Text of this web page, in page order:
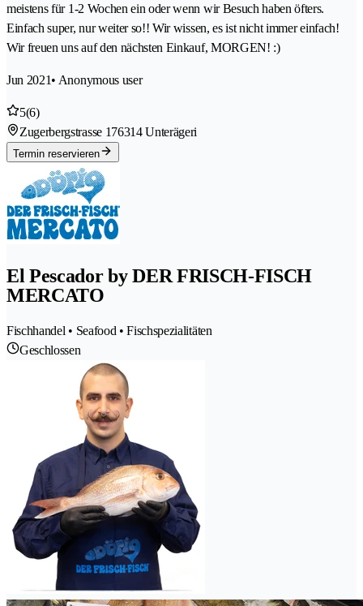
meistens für 1-2 Wochen ein oder wenn wir Besuch haben öfters.
Einfach super, nur weiter so!! Wir wissen, es ist nicht immer einfach!
Wir freuen uns auf den nächsten Einkauf, MORGEN! :)
Jun 2021• Anonymous user
5(6)
Zugerbergstrasse 176314 Unterägeri
Termin reservieren
El Pescador by DER FRISCH-FISCH
MERCATO
Fischhandel • Seafood • Fischspezialitäten
Geschlossen